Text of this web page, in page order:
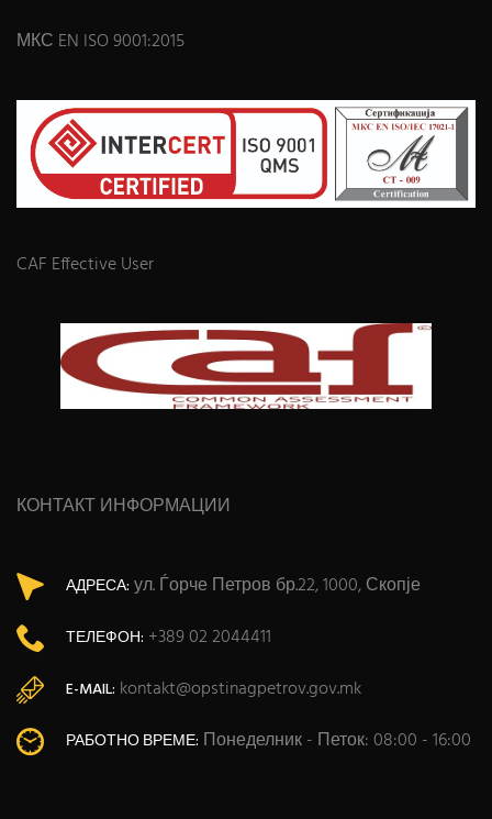
МКС EN ISO 9001:2015
CAF Effective User
КОНТАКТ ИНФОРМАЦИИ
АДРЕСА: ул. Ѓорче Петров бр.22, 1000, Скопје
ТЕЛЕФОН: +389 02 2044411
E-MAIL: kontakt@opstinagpetrov.gov.mk
РАБОТНО ВРЕМЕ: Понеделник - Петок: 08:00 - 16:00